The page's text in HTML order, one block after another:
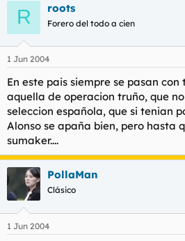
R roots
Forero del todo a cien
1 Jun 2004
En este pais siempre se pasan
aquella de operacion truño, que
seleccion española, que si tenian
Alonso se apaña bien, pero hasta
sumaker....
PollaMan
Clásico
1 Jun 2004